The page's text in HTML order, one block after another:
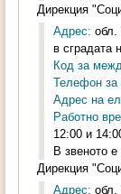
Дирекция
Адрес: обл.
в сградата
Код за
Телефон за
Адрес на
Работно
12:00 и
В звеното
Дирекция
Адрес: обл.